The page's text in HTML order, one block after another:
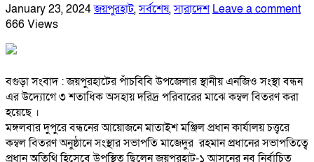
January 23, 2024জয়পুরহাট,সর্বশেষ,সারাদেশ Leave a comment
666 Views
বগুড়া সংবাদ : জয়পুরহাটের পাঁচবিবি উপজেলার স্থানীয় এনজিও সংস্থা বন্ধন
এর উদ্যোগে ৩ শতাধিক অসহায় দরিদ্র পরিবারের মাঝে কম্বল বিতরণ করা
হয়েছে ।
মঙ্গলবার দুপুরে বন্ধনের আয়োজনে মাতাইশ মঞ্জিল প্রধান কার্যালয় চত্ত্বরে
কম্বল বিতরণ অনুষ্ঠানে সংস্থার সভাপতি মাজেদুর রহমান প্রধানের সভাপতিত্বে
প্রধান অতিথি হিসেবে উপস্থিত ছিলেন জয়পুরহাট-১ আসনের নব নির্বাচিত